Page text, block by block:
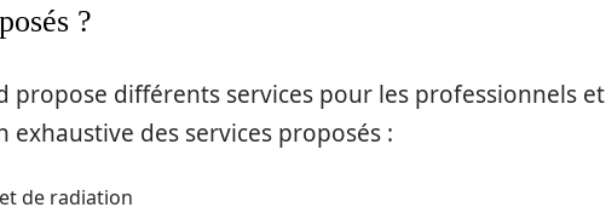
?
propose différents services pour les professionnels et
exhaustive des services proposés :
de radiation